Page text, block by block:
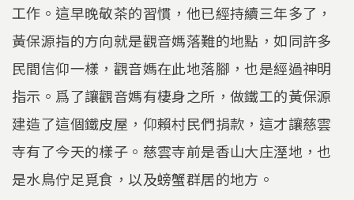
工作。這早晚敬茶的習慣，他已經持續三年多了，
黃保源指的方向就是觀音媽落難的地點，如同許多
民間信仰一樣，觀音媽在此地落腳，也是經過神明
指示。爲了讓觀音媽有棲身之所，做鐵工的黃保源
建造了這個鐵皮屋，仰賴村民們捐款，這才讓慈雲
寺有了今天的樣子。慈雲寺前是香山大庄溼地，也
是水鳥佇足覓食，以及螃蟹群居的地方。